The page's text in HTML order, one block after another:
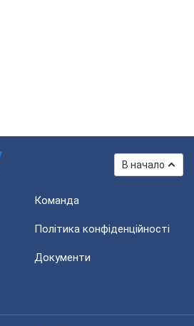
В начало
Команда
Політика конфіденційності
Документи